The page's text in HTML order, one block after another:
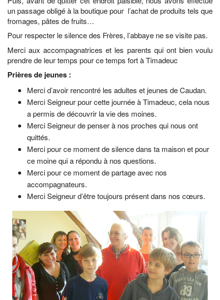
un passage obligé à la boutique pour l’achat de produits tels que
fromages, pâtes de fruits…
Pour respecter le silence des Frères, l’abbaye ne se visite pas.
Merci aux accompagnatrices et les parents qui ont bien voulu
prendre de leur temps pour ce temps fort à Timadeuc
Prières de jeunes :
Merci d’avoir rencontré les adultes et jeunes de Caudan.
Merci Seigneur pour cette journée à Timadeuc, cela nous
a permis de découvrir la vie des moines.
Merci Seigneur de penser à nos proches qui nous ont
quittés.
Merci pour ce moment de silence dans ta maison et pour
ce moine qui a répondu à nos questions.
Merci pour ce moment de partage avec nos
accompagnateurs.
Merci Seigneur d’être toujours présent dans nos cœurs.